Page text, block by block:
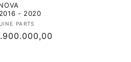
- 2020
PARTS